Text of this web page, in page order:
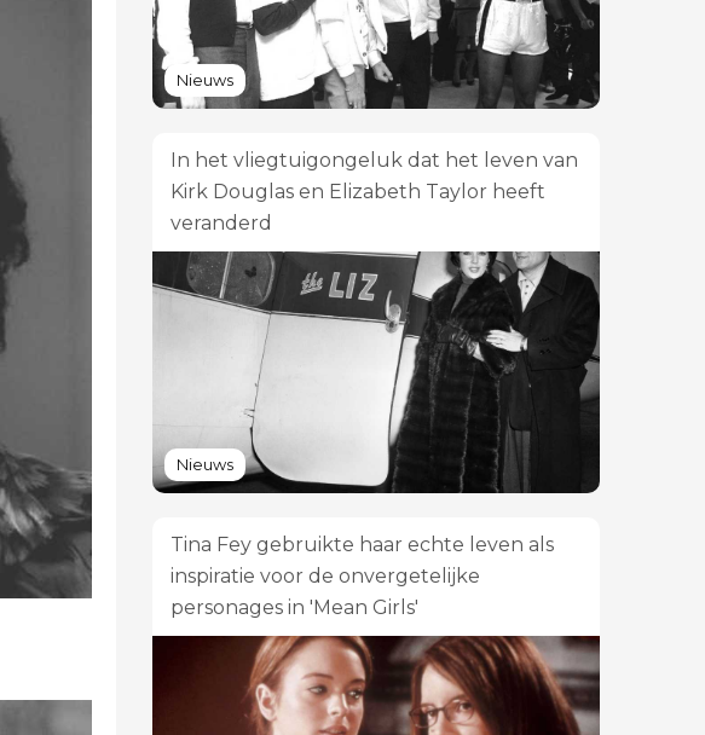
Nieuws
In het vliegtuigongeluk dat het leven van
Kirk Douglas en Elizabeth Taylor heeft
veranderd
Nieuws
Tina Fey gebruikte haar echte leven als
inspiratie voor de onvergetelijke
personages in 'Mean Girls'